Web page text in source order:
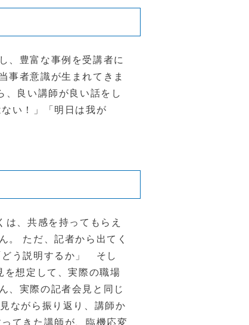
、豊富な事例を受講者に
事者意識が生まれてきま
、良い講師が良い話をし
い！」「明日は我が
、共感を持ってもらえ
。 ただ、記者から出てく
どう説明するか」 そし
想定して、実際の職場
、実際の記者会見と同じ
ながら振り返り、講師か
てきた講師が、臨機応変